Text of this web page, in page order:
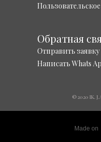
Обратная
Написать Whats
Отправить заявку
© 2020 IK.
Made on